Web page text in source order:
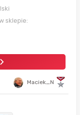
sklepie:
Maciek_N